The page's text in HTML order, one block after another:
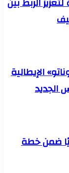
الإيطالية
ضمن خطة